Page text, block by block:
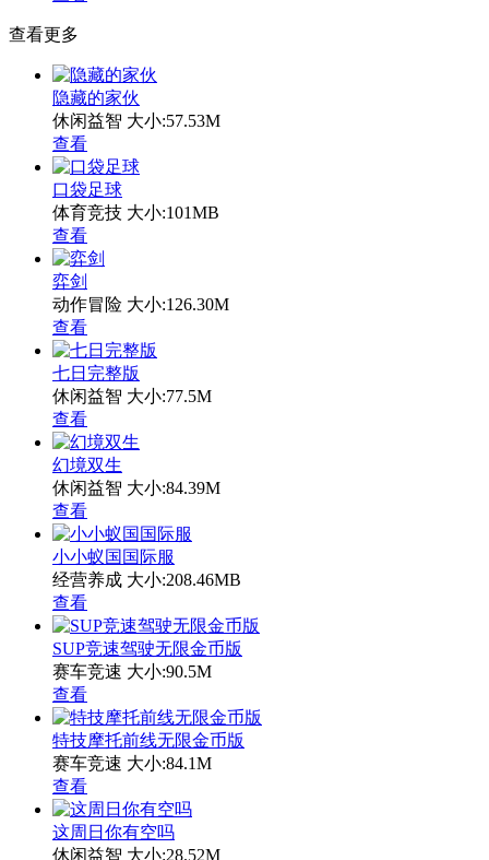
查看更多
隐藏的家伙
休闲益智 大小:57.53M
查看
口袋足球
体育竞技 大小:101MB
查看
弈剑
动作冒险 大小:126.30M
查看
七日完整版
休闲益智 大小:77.5M
查看
幻境双生
休闲益智 大小:84.39M
查看
小小蚁国国际服
经营养成 大小:208.46MB
查看
SUP竞速驾驶无限金币版
赛车竞速 大小:90.5M
查看
特技摩托前线无限金币版
赛车竞速 大小:84.1M
查看
这周日你有空吗
休闲益智 大小:28.52M